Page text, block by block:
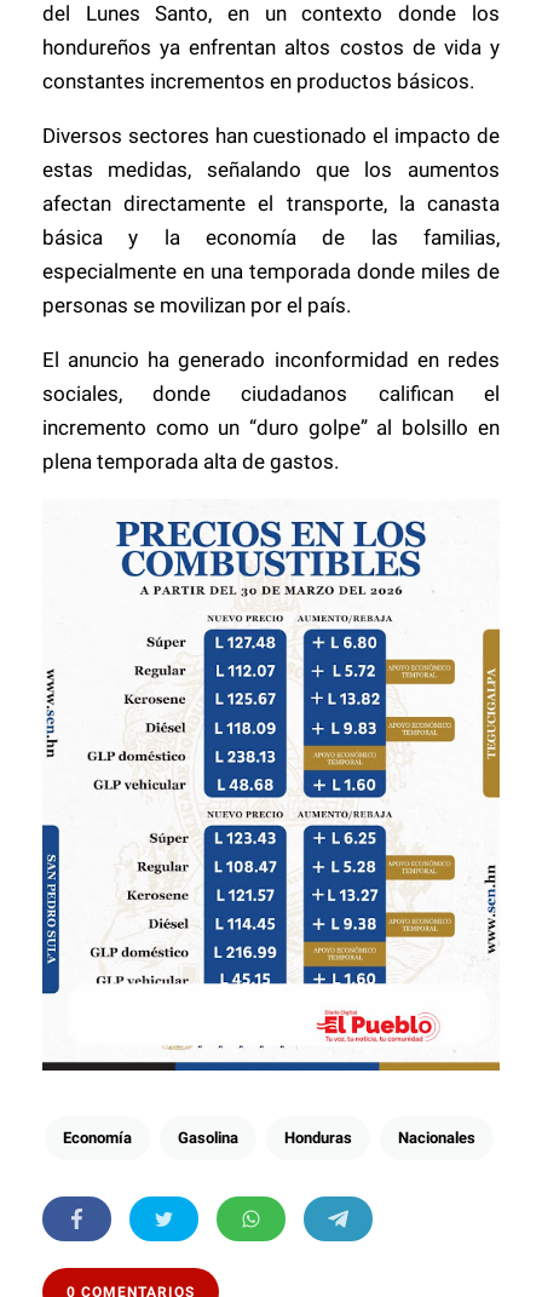
del Lunes Santo, en un contexto donde los
hondureños ya enfrentan altos costos de vida y
constantes incrementos en productos básicos.
Diversos sectores han cuestionado el impacto de
estas medidas, señalando que los aumentos
afectan directamente el transporte, la canasta
básica y la economía de las familias,
especialmente en una temporada donde miles de
personas se movilizan por el país.
El anuncio ha generado inconformidad en redes
sociales, donde ciudadanos califican el
incremento como un “duro golpe” al bolsillo en
plena temporada alta de gastos.
Economía Gasolina Honduras Nacionales
0 COMENTARIOS